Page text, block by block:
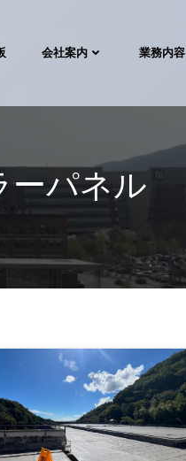
会社案内 業務内容
ーパネル